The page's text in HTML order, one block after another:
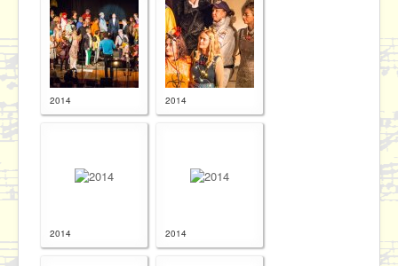
2014 2014
2014 2014